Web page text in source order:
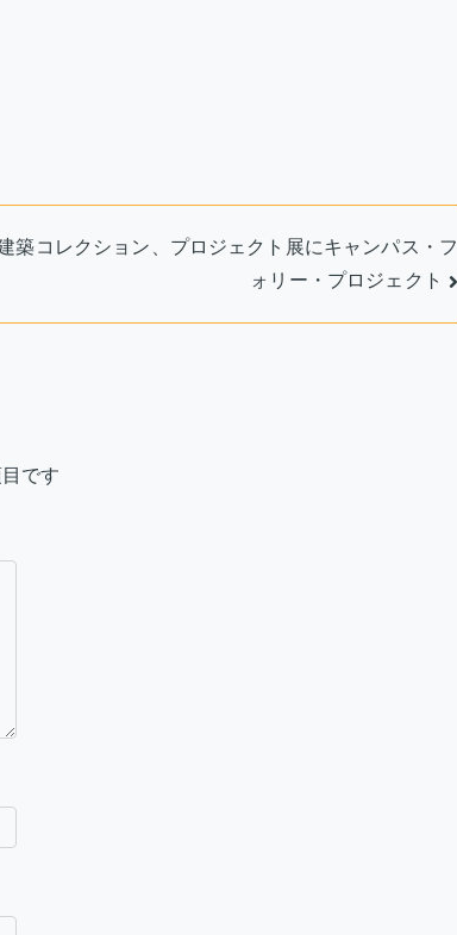
築コレクション、プロジェクト展にキャンパス・フ
ォリー・プロジェクト
です